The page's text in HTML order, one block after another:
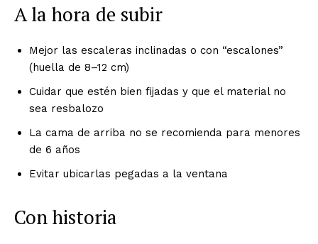
A la hora de subir
Mejor las escaleras inclinadas o con “escalones”
(huella de 8–12 cm)
Cuidar que estén bien fijadas y que el material no
sea resbalozo
La cama de arriba no se recomienda para menores
de 6 años
Evitar ubicarlas pegadas a la ventana
Con historia